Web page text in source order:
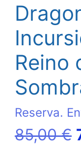
Reino
Reserva.
85,00€